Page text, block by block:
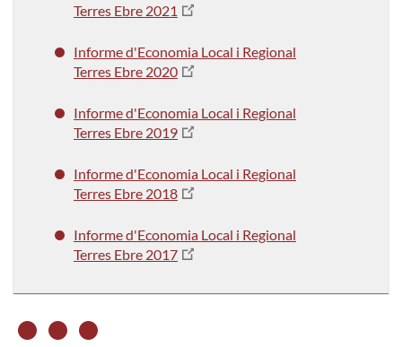
Terres Ebre 2021
Informe d'Economia Local i Regional
Terres Ebre 2020
Informe d'Economia Local i Regional
Terres Ebre 2019
Informe d'Economia Local i Regional
Terres Ebre 2018
Informe d'Economia Local i Regional
Terres Ebre 2017